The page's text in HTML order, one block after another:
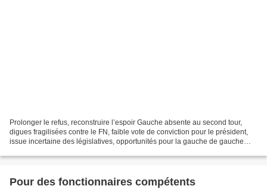
Prolonger le refus, reconstruire l’espoir Gauche absente au second tour,
digues fragilisées contre le FN, faible vote de conviction pour le président,
issue incertaine des législatives, opportunités pour la gauche de gauche…
Pour des fonctionnaires compétents